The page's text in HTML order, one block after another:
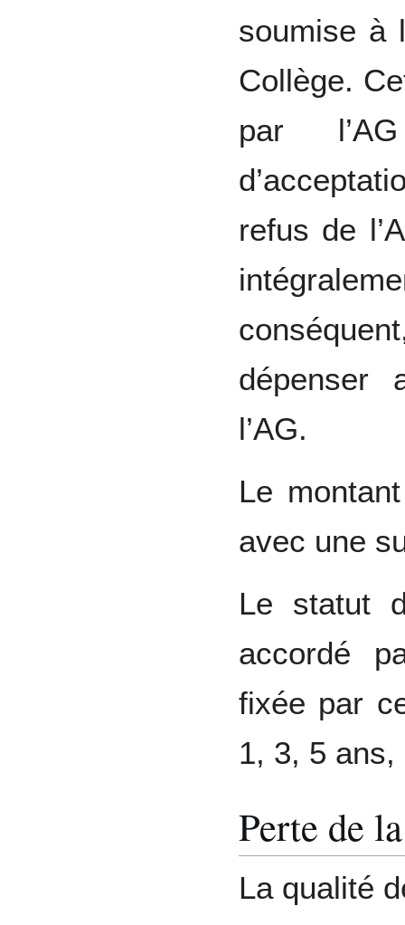
soumise à
Collège.
par
refus de
dépenser
l’AG.
Le
avec une
Le statut
accordé
fixée par
1, 3, 5
Perte de
La qualité